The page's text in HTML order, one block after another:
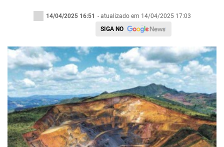
14/04/2025 16:51 - atualizado em 14/04/2025 17:03
SIGA NO